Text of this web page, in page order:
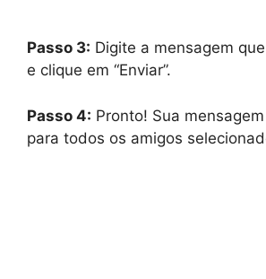
Passo 3: Digite a mensagem
e clique em “Enviar”.
Passo 4: Pronto! Sua
para todos os amigos